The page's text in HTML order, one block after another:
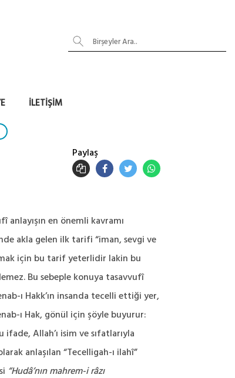
İLETIŞIM
Paylaş
en önemli kavramı
akla gelen ilk tarifi “iman, sevgi ve
için bu tarif yeterlidir lakin bu
Bu sebeple konuya tasavvufî
ı Hakk’ın insanda tecelli ettiği yer,
ı Hak, gönül için şöyle buyurur:
Allah’ı isim ve sıfatlarıyla
anlaşılan “Tecelligah-ı ilahî”
“Hudâ’nın mahrem-i râzı